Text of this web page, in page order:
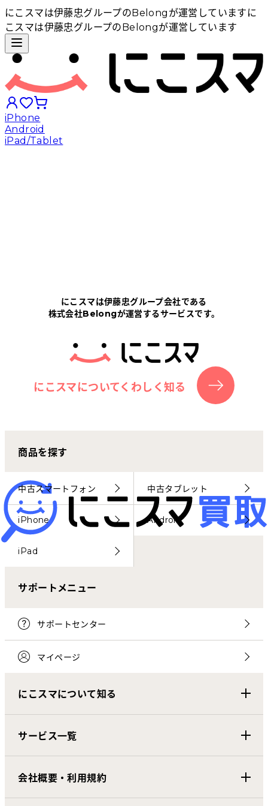
にこスマは伊藤忠グループのBelongが運営しています に
こスマは伊藤忠グループのBelongが運営しています
iPhone
Android
iPad/Tablet
にこスマについて
サポートセンター
お客さまの声
にこスマ通信
マイページ
にこスマは伊藤忠グループ会社である
株式会社Belongが運営するサービスです。
にこスマについてくわしく知る
商品を探す
中古スマートフォン 中古タブレット
iPhone Android
iPad
サポートメニュー
サポートセンター
マイページ
にこスマについて知る
サービス一覧
会社概要・利用規約